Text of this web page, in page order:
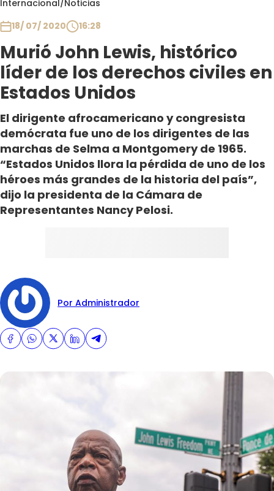
Internacional/Noticias
18/ 07/ 2020
16:28
Murió John Lewis, histórico
líder de los derechos civiles en
Estados Unidos
El dirigente afrocamericano y congresista
demócrata fue uno de los dirigentes de las
marchas de Selma a Montgomery de 1965.
“Estados Unidos llora la pérdida de uno de los
héroes más grandes de la historia del país”,
dijo la presidenta de la Cámara de
Representantes Nancy Pelosi.
Por Administrador
Club De La Comedia
Contigo en Directo
Plan Perfecto
El Tiempo
Sabingo
Todos Los Programas